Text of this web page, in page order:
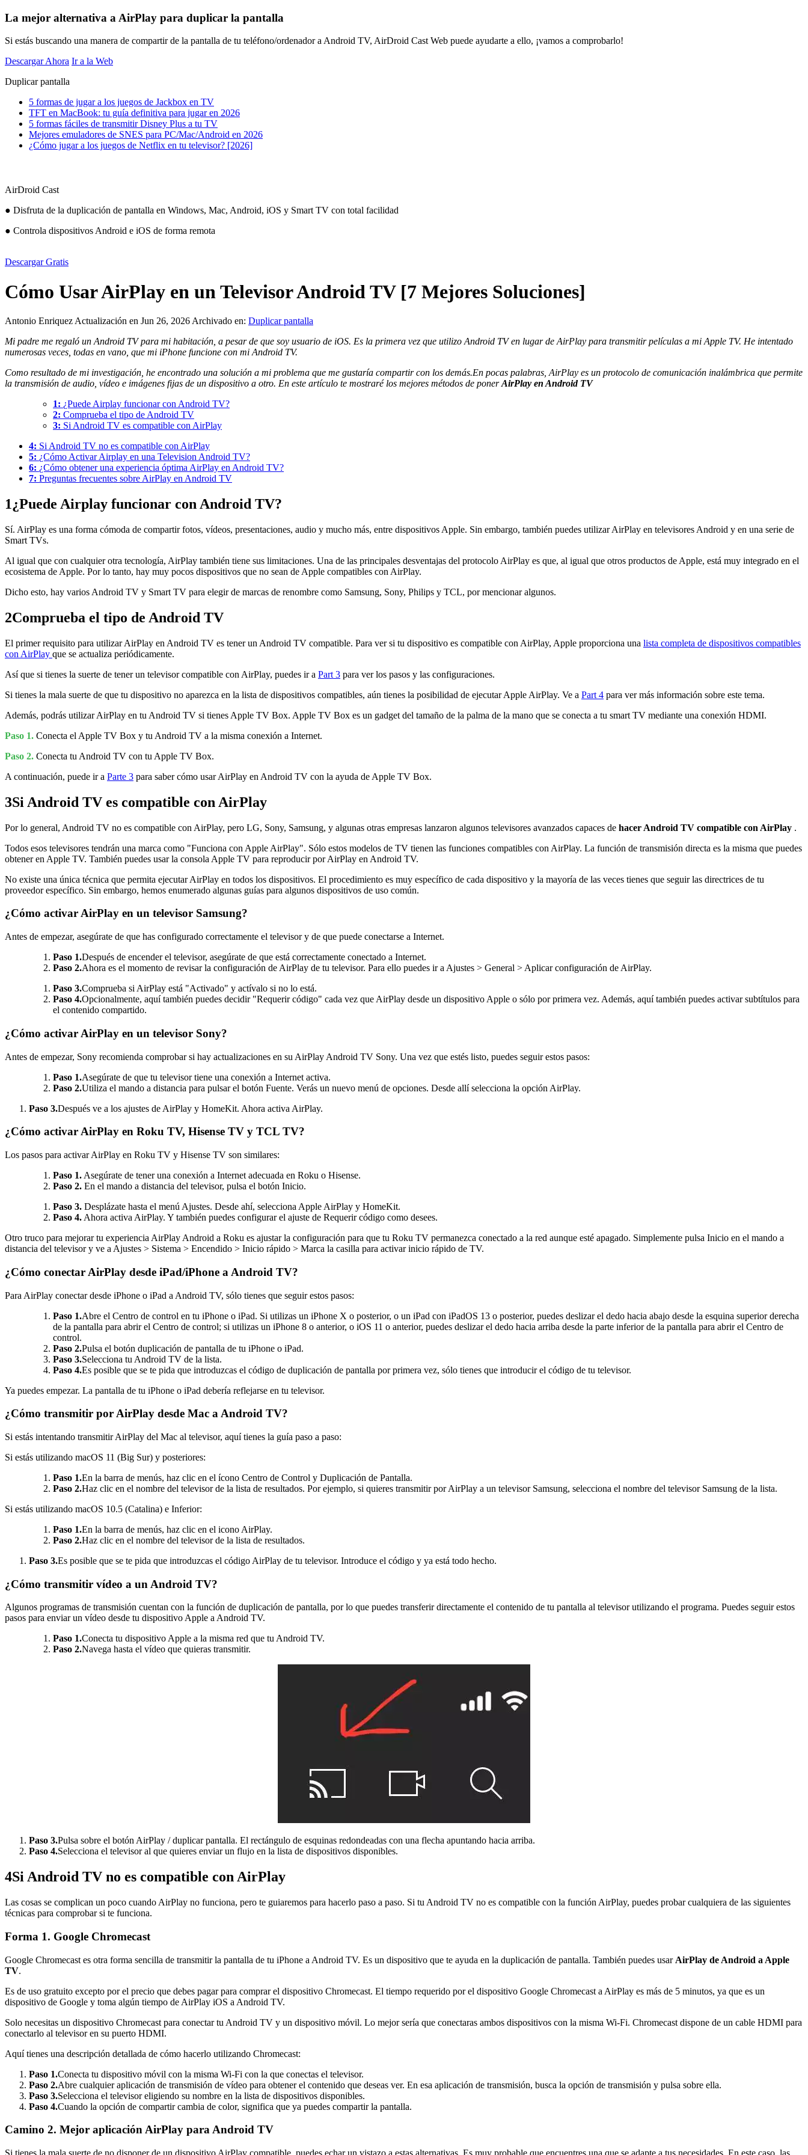
La mejor alternativa a AirPlay para duplicar la pantalla
Si estás buscando una manera de compartir de la pantalla de tu teléfono/ordenador a Android TV, AirDroid Cast Web puede ayudarte a ello, ¡vamos a comprobarlo!
Descargar Ahora Ir a la Web
Duplicar pantalla
5 formas de jugar a los juegos de Jackbox en TV
TFT en MacBook: tu guía definitiva para jugar en 2026
5 formas fáciles de transmitir Disney Plus a tu TV
Mejores emuladores de SNES para PC/Mac/Android en 2026
¿Cómo jugar a los juegos de Netflix en tu televisor? [2026]
AirDroid Cast
● Disfruta de la duplicación de pantalla en Windows, Mac, Android, iOS y Smart TV con total facilidad
● Controla dispositivos Android e iOS de forma remota
Descargar Gratis
Cómo Usar AirPlay en un Televisor Android TV [7 Mejores Soluciones]
Antonio Enriquez Actualización en Jun 26, 2026 Archivado en: Duplicar pantalla
Mi padre me regaló un Android TV para mi habitación, a pesar de que soy usuario de iOS. Es la primera vez que utilizo Android TV en lugar de AirPlay para transmitir películas a mi Apple TV. He intentado
numerosas veces, todas en vano, que mi iPhone funcione con mi Android TV.
Como resultado de mi investigación, he encontrado una solución a mi problema que me gustaría compartir con los demás.En pocas palabras, AirPlay es un protocolo de comunicación inalámbrica que permite
la transmisión de audio, vídeo e imágenes fijas de un dispositivo a otro. En este artículo te mostraré los mejores métodos de ponerAirPlay en Android TV
1: ¿Puede Airplay funcionar con Android TV?
2: Comprueba el tipo de Android TV
3: Si Android TV es compatible con AirPlay
4: Si Android TV no es compatible con AirPlay
5: ¿Cómo Activar Airplay en una Television Android TV?
6: ¿Cómo obtener una experiencia óptima AirPlay en Android TV?
7: Preguntas frecuentes sobre AirPlay en Android TV
1¿Puede Airplay funcionar con Android TV?
Sí. AirPlay es una forma cómoda de compartir fotos, vídeos, presentaciones, audio y mucho más, entre dispositivos Apple. Sin embargo, también puedes utilizar AirPlay en televisores Android y en una serie de
Smart TVs.
Al igual que con cualquier otra tecnología, AirPlay también tiene sus limitaciones. Una de las principales desventajas del protocolo AirPlay es que, al igual que otros productos de Apple, está muy integrado en el
ecosistema de Apple. Por lo tanto, hay muy pocos dispositivos que no sean de Apple compatibles con AirPlay.
Dicho esto, hay varios Android TV y Smart TV para elegir de marcas de renombre como Samsung, Sony, Philips y TCL, por mencionar algunos.
2Comprueba el tipo de Android TV
El primer requisito para utilizar AirPlay en Android TV es tener un Android TV compatible. Para ver si tu dispositivo es compatible con AirPlay, Apple proporciona una lista completa de dispositivos compatibles
con AirPlay que se actualiza periódicamente.
Así que si tienes la suerte de tener un televisor compatible con AirPlay, puedes ir a Part 3 para ver los pasos y las configuraciones.
Si tienes la mala suerte de que tu dispositivo no aparezca en la lista de dispositivos compatibles, aún tienes la posibilidad de ejecutar Apple AirPlay. Ve a Part 4 para ver más información sobre este tema.
Además, podrás utilizar AirPlay en tu Android TV si tienes Apple TV Box. Apple TV Box es un gadget del tamaño de la palma de la mano que se conecta a tu smart TV mediante una conexión HDMI.
Paso 1. Conecta el Apple TV Box y tu Android TV a la misma conexión a Internet.
Paso 2. Conecta tu Android TV con tu Apple TV Box.
A continuación, puede ir a Parte 3 para saber cómo usar AirPlay en Android TV con la ayuda de Apple TV Box.
3Si Android TV es compatible con AirPlay
Por lo general, Android TV no es compatible con AirPlay, pero LG, Sony, Samsung, y algunas otras empresas lanzaron algunos televisores avanzados capaces de hacer Android TV compatible con AirPlay .
Todos esos televisores tendrán una marca como "Funciona con Apple AirPlay". Sólo estos modelos de TV tienen las funciones compatibles con AirPlay. La función de transmisión directa es la misma que puedes
obtener en Apple TV. También puedes usar la consola Apple TV para reproducir por AirPlay en Android TV.
No existe una única técnica que permita ejecutar AirPlay en todos los dispositivos. El procedimiento es muy específico de cada dispositivo y la mayoría de las veces tienes que seguir las directrices de tu
proveedor específico. Sin embargo, hemos enumerado algunas guías para algunos dispositivos de uso común.
¿Cómo activar AirPlay en un televisor Samsung?
Antes de empezar, asegúrate de que has configurado correctamente el televisor y de que puede conectarse a Internet.
Paso 1.Después de encender el televisor, asegúrate de que está correctamente conectado a Internet.
Paso 2.Ahora es el momento de revisar la configuración de AirPlay de tu televisor. Para ello puedes ir a Ajustes > General > Aplicar configuración de AirPlay.
Paso 3.Comprueba si AirPlay está "Activado" y actívalo si no lo está.
Paso 4.Opcionalmente, aquí también puedes decidir "Requerir código" cada vez que AirPlay desde un dispositivo Apple o sólo por primera vez. Además, aquí también puedes activar subtítulos para
el contenido compartido.
¿Cómo activar AirPlay en un televisor Sony?
Antes de empezar, Sony recomienda comprobar si hay actualizaciones en su AirPlay Android TV Sony. Una vez que estés listo, puedes seguir estos pasos:
Paso 1.Asegúrate de que tu televisor tiene una conexión a Internet activa.
Paso 2.Utiliza el mando a distancia para pulsar el botón Fuente. Verás un nuevo menú de opciones. Desde allí selecciona la opción AirPlay.
Paso 3.Después ve a los ajustes de AirPlay y HomeKit. Ahora activa AirPlay.
¿Cómo activar AirPlay en Roku TV, Hisense TV y TCL TV?
Los pasos para activar AirPlay en Roku TV y Hisense TV son similares:
Paso 1. Asegúrate de tener una conexión a Internet adecuada en Roku o Hisense.
Paso 2. En el mando a distancia del televisor, pulsa el botón Inicio.
Paso 3. Desplázate hasta el menú Ajustes. Desde ahí, selecciona Apple AirPlay y HomeKit.
Paso 4. Ahora activa AirPlay. Y también puedes configurar el ajuste de Requerir código como desees.
Otro truco para mejorar tu experiencia AirPlay Android a Roku es ajustar la configuración para que tu Roku TV permanezca conectado a la red aunque esté apagado. Simplemente pulsa Inicio en el mando a
distancia del televisor y ve a Ajustes > Sistema > Encendido > Inicio rápido > Marca la casilla para activar inicio rápido de TV.
¿Cómo conectar AirPlay desde iPad/iPhone a Android TV?
Para AirPlay conectar desde iPhone o iPad a Android TV, sólo tienes que seguir estos pasos:
Paso 1.Abre el Centro de control en tu iPhone o iPad. Si utilizas un iPhone X o posterior, o un iPad con iPadOS 13 o posterior, puedes deslizar el dedo hacia abajo desde la esquina superior derecha
de la pantalla para abrir el Centro de control; si utilizas un iPhone 8 o anterior, o iOS 11 o anterior, puedes deslizar el dedo hacia arriba desde la parte inferior de la pantalla para abrir el Centro de
control.
Paso 2.Pulsa el botón duplicación de pantalla de tu iPhone o iPad.
Paso 3.Selecciona tu Android TV de la lista.
Paso 4.Es posible que se te pida que introduzcas el código de duplicación de pantalla por primera vez, sólo tienes que introducir el código de tu televisor.
Ya puedes empezar. La pantalla de tu iPhone o iPad debería reflejarse en tu televisor.
¿Cómo transmitir por AirPlay desde Mac a Android TV?
Si estás intentando transmitir AirPlay del Mac al televisor, aquí tienes la guía paso a paso:
Si estás utilizando macOS 11 (Big Sur) y posteriores:
Paso 1.En la barra de menús, haz clic en el ícono Centro de Control y Duplicación de Pantalla.
Paso 2.Haz clic en el nombre del televisor de la lista de resultados. Por ejemplo, si quieres transmitir por AirPlay a un televisor Samsung, selecciona el nombre del televisor Samsung de la lista.
Si estás utilizando macOS 10.5 (Catalina) e Inferior:
Paso 1.En la barra de menús, haz clic en el icono AirPlay.
Paso 2.Haz clic en el nombre del televisor de la lista de resultados.
Paso 3.Es posible que se te pida que introduzcas el código AirPlay de tu televisor. Introduce el código y ya está todo hecho.
¿Cómo transmitir vídeo a un Android TV?
Algunos programas de transmisión cuentan con la función de duplicación de pantalla, por lo que puedes transferir directamente el contenido de tu pantalla al televisor utilizando el programa. Puedes seguir estos
pasos para enviar un vídeo desde tu dispositivo Apple a Android TV.
Paso 1.Conecta tu dispositivo Apple a la misma red que tu Android TV.
Paso 2.Navega hasta el vídeo que quieras transmitir.
Paso 3.Pulsa sobre el botón AirPlay / duplicar pantalla. El rectángulo de esquinas redondeadas con una flecha apuntando hacia arriba.
Paso 4.Selecciona el televisor al que quieres enviar un flujo en la lista de dispositivos disponibles.
4Si Android TV no es compatible con AirPlay
Las cosas se complican un poco cuando AirPlay no funciona, pero te guiaremos para hacerlo paso a paso. Si tu Android TV no es compatible con la función AirPlay, puedes probar cualquiera de las siguientes
técnicas para comprobar si te funciona.
Forma 1. Google Chromecast
Google Chromecast es otra forma sencilla de transmitir la pantalla de tu iPhone a Android TV. Es un dispositivo que te ayuda en la duplicación de pantalla. También puedes usar AirPlay de Android a Apple
TV.
Es de uso gratuito excepto por el precio que debes pagar para comprar el dispositivo Chromecast. El tiempo requerido por el dispositivo Google Chromecast a AirPlay es más de 5 minutos, ya que es un
dispositivo de Google y toma algún tiempo de AirPlay iOS a Android TV.
Solo necesitas un dispositivo Chromecast para conectar tu Android TV y un dispositivo móvil. Lo mejor sería que conectaras ambos dispositivos con la misma Wi-Fi. Chromecast dispone de un cable HDMI para
conectarlo al televisor en su puerto HDMI.
Aquí tienes una descripción detallada de cómo hacerlo utilizando Chromecast:
Paso 1.Conecta tu dispositivo móvil con la misma Wi-Fi con la que conectas el televisor.
Paso 2.Abre cualquier aplicación de transmisión de vídeo para obtener el contenido que deseas ver. En esa aplicación de transmisión, busca la opción de transmisión y pulsa sobre ella.
Paso 3.Selecciona el televisor eligiendo su nombre en la lista de dispositivos disponibles.
Paso 4.Cuando la opción de compartir cambia de color, significa que ya puedes compartir la pantalla.
Camino 2. Mejor aplicación AirPlay para Android TV
Si tienes la mala suerte de no disponer de un dispositivo AirPlay compatible, puedes echar un vistazo a estas alternativas. Es muy probable que encuentres una que se adapte a tus necesidades. En este caso, las